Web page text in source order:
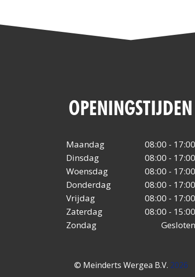
OPENINGSTIJDEN
Maandag
08:00 - 17:00
Dinsdag
08:00 - 17:00
Woensdag
08:00 - 17:00
Donderdag
08:00 - 17:00
Vrijdag
08:00 - 17:00
Zaterdag
08:00 - 15:00
Zondag
Gesloten
© Meinderts Wergea B.V. 2026